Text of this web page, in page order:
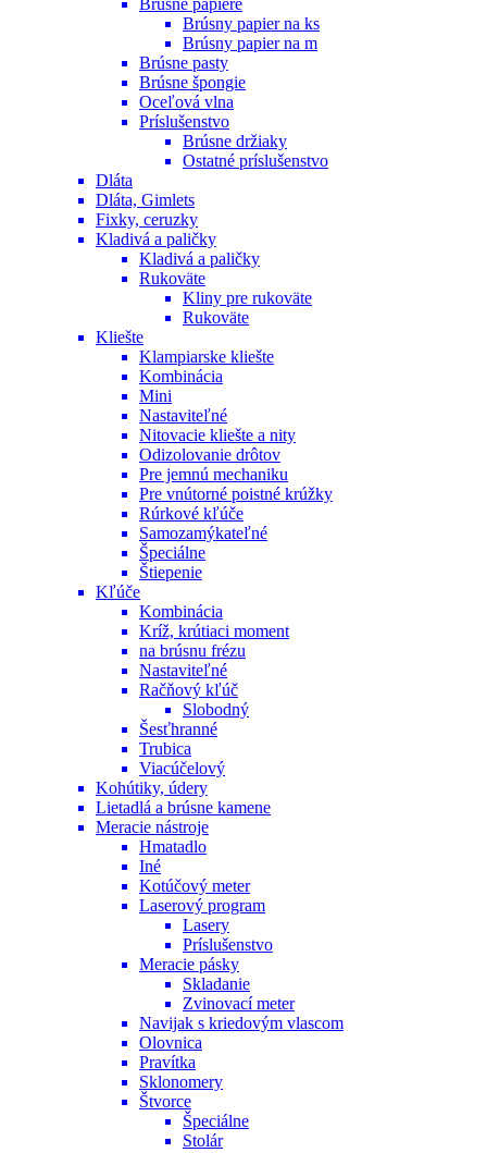
Brúsny papier na ks
Brúsny papier na m
Brúsne pasty
Brúsne špongie
Oceľová vlna
Príslušenstvo
Brúsne držiaky
Ostatné príslušenstvo
Dláta
Dláta, Gimlets
Fixky, ceruzky
Kladivá a paličky
Kladivá a paličky
Rukoväte
Kliny pre rukoväte
Rukoväte
Kliešte
Klampiarske kliešte
Kombinácia
Mini
Nastaviteľné
Nitovacie kliešte a nity
Odizolovanie drôtov
Pre jemnú mechaniku
Pre vnútorné poistné krúžky
Rúrkové kľúče
Samozamýkateľné
Špeciálne
Štiepenie
Kľúče
Kombinácia
Kríž, krútiaci moment
na brúsnu frézu
Nastaviteľné
Račňový kľúč
Slobodný
Šesťhranné
Trubica
Viacúčelový
Kohútiky, údery
Lietadlá a brúsne kamene
Meracie nástroje
Hmatadlo
Iné
Kotúčový meter
Laserový program
Lasery
Príslušenstvo
Meracie pásky
Skladanie
Zvinovací meter
Navijak s kriedovým vlascom
Olovnica
Pravítka
Sklonomery
Štvorce
Špeciálne
Stolár